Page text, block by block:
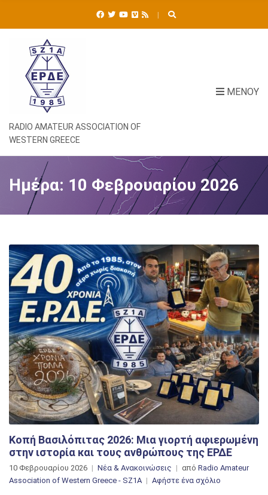
RADIO AMATEUR ASSOCIATION OF
WESTERN GREECE
ΜΕΝΟΎ
Ημέρα: 10 Φεβρουαρίου 2026
Κοπή Βασιλόπιτας 2026: Μια γιορτή αφιερωμένη
στην ιστορία και τους ανθρώπους της ΕΡΔΕ
10 Φεβρουαρίου 2026 Νέα & Ανακοινώσεις από Radio Amateur
Association of Western Greece - SZ1A
Αφήστε ένα σχόλιο